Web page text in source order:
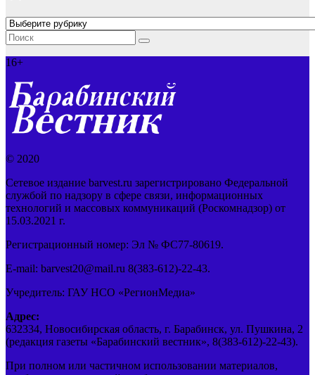
Рубрики
16+
© 2020
Сетевое издание barvest.ru зарегистрировано Федеральной
службой по надзору в сфере связи, информационных
технологий и массовых коммуникаций (Роскомнадзор) от
15.03.2021 г.
Регистрационный номер: Эл № ФС77-80619.
E-mail: barvest20@mail.ru 8(383-612)-22-43.
Учредитель: ГАУ НСО «РегионМедиа»
Адрес:
632334, Новосибирская область, г. Барабинск, ул. Пушкина, 2
(редакция газеты «Барабинский вестник», 8(383-612)-22-43).
При полном или частичном использовании материалов,